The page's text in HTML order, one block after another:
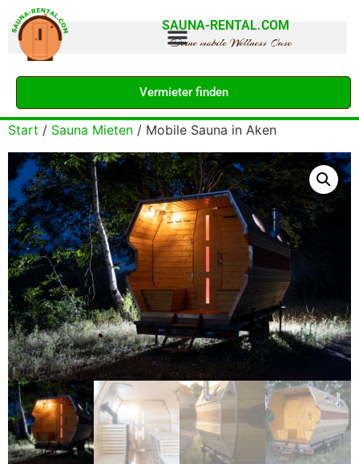
SAUNA-RENTAL.COM
Deine mobile Wellness Oase
Vermieter finden
Start / Sauna Mieten / Mobile Sauna in Aken